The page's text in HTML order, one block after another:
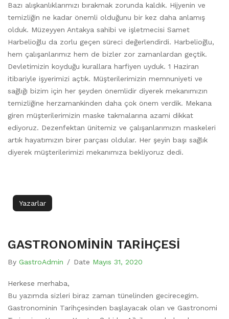
Bazı alışkanlıklarımızı bırakmak zorunda kaldık. Hijyenin ve
temizliğin ne kadar önemli olduğunu bir kez daha anlamış
olduk. Müzeyyen Antakya sahibi ve işletmecisi Samet
Harbelioğlu da zorlu geçen süreci değerlendirdi. Harbelioğlu,
hem çalışanlarımız hem de bizler zor zamanlardan geçtik.
Devletimizin koyduğu kurallara harfiyen uyduk. 1 Haziran
itibariyle işyerimizi açtık. Müşterilerimizin memnuniyeti ve
sağlığı bizim için her şeyden önemlidir diyerek mekanımızın
temizliğine herzamankinden daha çok önem verdik. Mekana
giren müşterilerimizin maske takmalarına azami dikkat
ediyoruz. Dezenfektan ünitemiz ve çalışanlarımızın maskeleri
artık hayatımızın birer parçası oldular. Her şeyin başı sağlık
diyerek müşterilerimizi mekanımıza bekliyoruz dedi.
Yazarlar
GASTRONOMİNİN TARİHÇESİ
By GastroAdmin / Date Mayıs 31, 2020
Herkese merhaba,
Bu yazımda sizleri biraz zaman tünelinden gecirecegim.
Gastronominin Tarihçesinden başlayacak olan ve Gastronomi